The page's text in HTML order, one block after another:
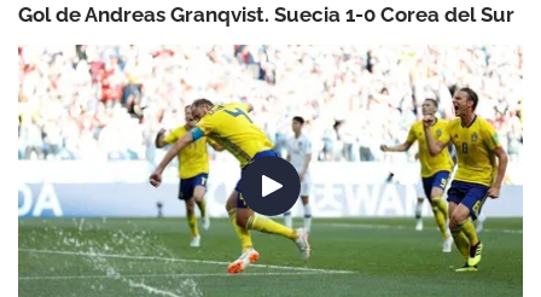
Gol de Andreas Granqvist. Suecia 1-0 Corea del Sur